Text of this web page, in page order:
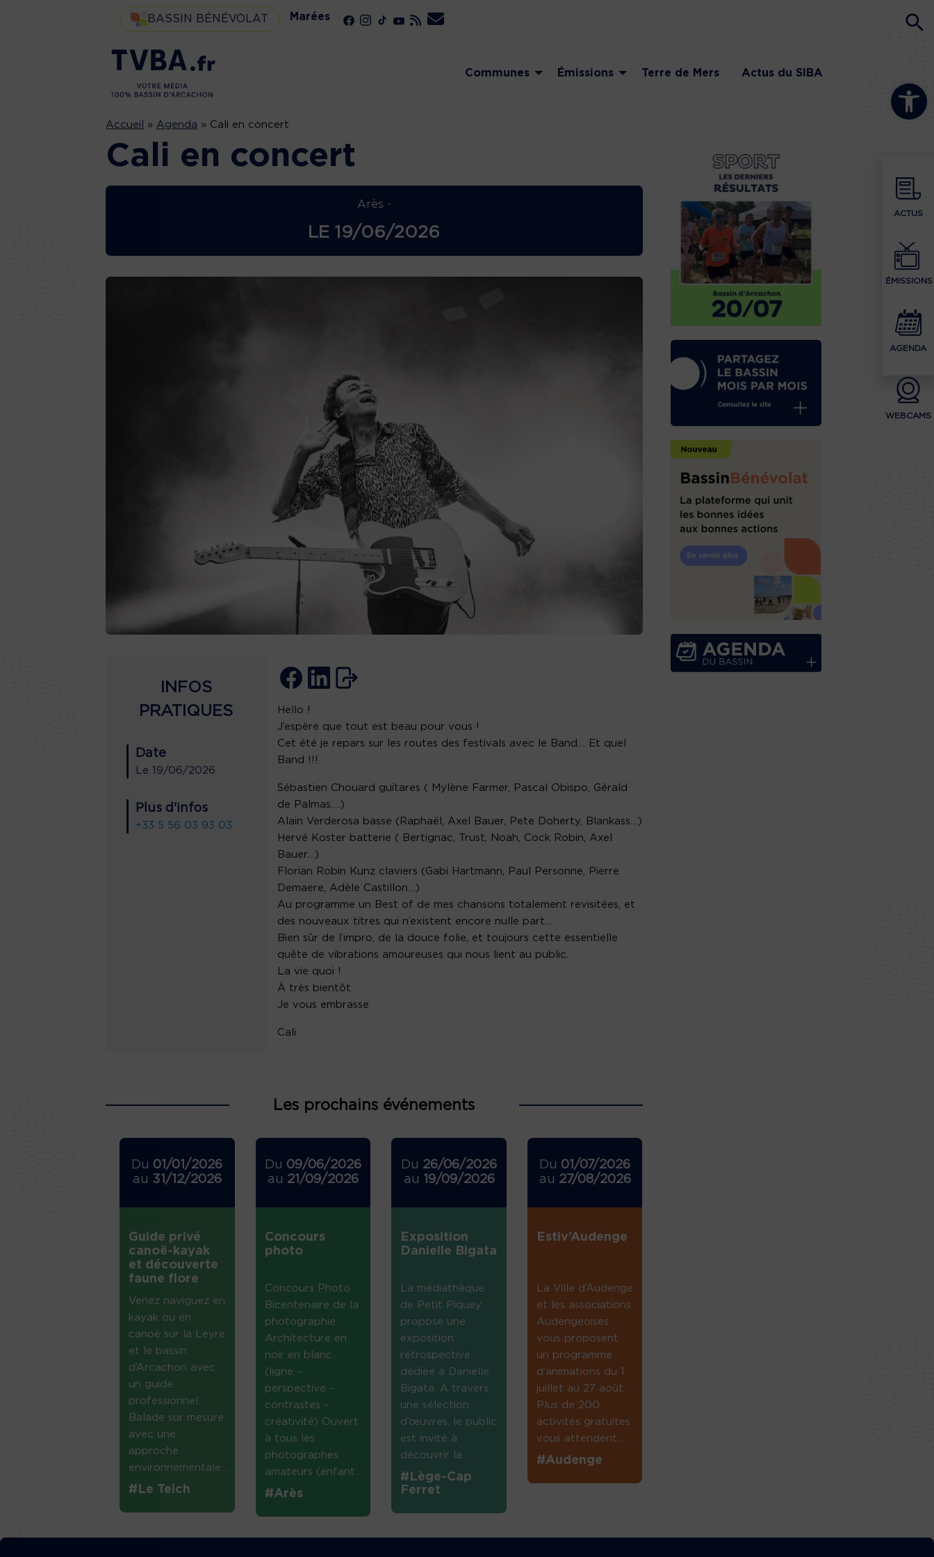
Ouvrir la
ACTUS
ÉMISSIONS
AGENDA
WEBCAMS
BASSIN BÉNÉVOLAT Marées
Communes Émissions Terre de Mers Actus du SIBA
Accueil » Agenda » Cali en concert
Cali en concert
Arès -
LE19/06/2026
INFOS
PRATIQUES
Date
Le 19/06/2026
Plus d'infos
+33 5 56 03 93 03
Hello !
J’espère que tout est beau pour vous !
Cet été je repars sur les routes des festivals avec le Band… Et quel
Band !!!
Sébastien Chouard guitares ( Mylène Farmer, Pascal Obispo, Gérald
de Palmas….)
Alain Verderosa basse (Raphaël, Axel Bauer, Pete Doherty, Blankass…)
Hervé Koster batterie ( Bertignac, Trust, Noah, Cock Robin, Axel
Bauer…)
Florian Robin Kunz claviers (Gabi Hartmann, Paul Personne, Pierre
Demaere, Adèle Castillon…)
Au programme un Best of de mes chansons totalement revisitées, et
des nouveaux titres qui n’existent encore nulle part…
Bien sûr de l’impro, de la douce folie, et toujours cette essentielle
quête de vibrations amoureuses qui nous lient au public.
La vie quoi !
À très bientôt.
Je vous embrasse
Cali
Les prochains événements
Du 01/01/2026
au 31/12/2026
Guide privé
canoë-kayak
et découverte
faune flore
Venez naviguez en
kayak ou en
canoë sur la Leyre
et le bassin
d’Arcachon avec
un guide
professionnel.
Balade sur mesure
avec une
approche
environnementale....
#Le Teich
Du 09/06/2026
au 21/09/2026
Concours
photo
Concours Photo
Bicentenaire de la
photographie
Architecture en
noir en blanc
(ligne –
perspective –
contrastes –
créativité) Ouvert
à tous les
photographes
amateurs (enfant...
#Arès
Du 26/06/2026
au
19/09/2026
Exposition
Danielle Bigata
La médiathèque
de Petit Piquey
propose une
exposition
rétrospective
dédiée à Danielle
Bigata. A travers
une sélection
d’œuvres, le public
est invité à
découvrir la...
#Lège-Cap
Ferret
Du 01/07/2026
au 27/08/2026
Estiv’Audenge
La Ville d’Audenge
et les associations
Audengeoises
vous proposent
un programme
d’animations du 1
juillet au 27 août.
Plus de 200
activités gratuites
vous attendent....
#Audenge